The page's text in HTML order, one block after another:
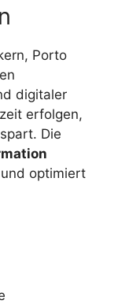
Porto
digitaler
erfolgen,
Die
optimiert